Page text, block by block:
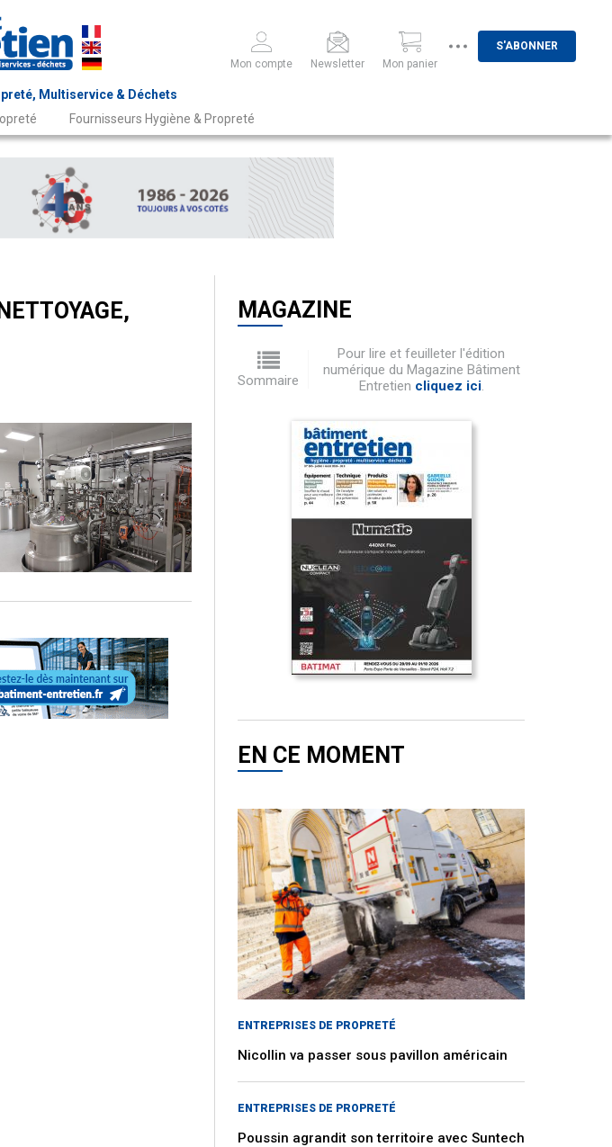
Multiservice & Déchets
Mon compte Newsletter Mon panier
S'ABONNER
Fournisseurs Hygiène & Propreté
MAGAZINE
Sommaire
Pour lire et feuilleter l'édition
numérique du Magazine Bâtiment
Entretien cliquez ici.
EN CE MOMENT
ENTREPRISES DE PROPRETÉ
Nicollin va passer sous pavillon américain
ENTREPRISES DE PROPRETÉ
Poussin agrandit son territoire avec Suntech